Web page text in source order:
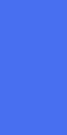
The
optimise